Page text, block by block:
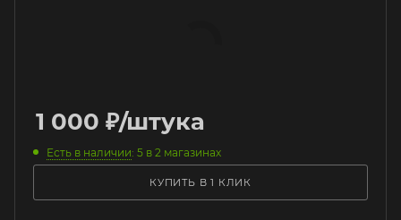
1 000 ₽/штука
Есть в наличии: 5 в 2 магазинах
КУПИТЬ В 1 КЛИК